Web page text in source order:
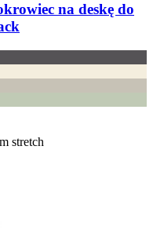
na deskę do
stretch